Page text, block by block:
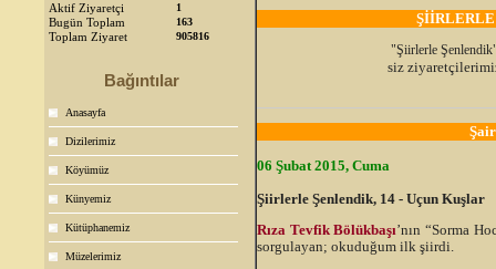
Aktif Ziyaretçi 1
Bugün Toplam 163
Toplam Ziyaret 905816
Bağıntılar
Anasayfa
Dizilerimiz
Köyümüz
Künyemiz
Kütüphanemiz
Müzelerimiz
ŞİİRLERLE
"Şiirlerle
siz
06 Şubat 2015, Cuma
Şiirlerle Şenlendik, 14 - Uçun Kuşlar
Rıza Tevfik Bölükbaşı’nın “Sorma
sorgulayan; okuduğum ilk şiirdi.